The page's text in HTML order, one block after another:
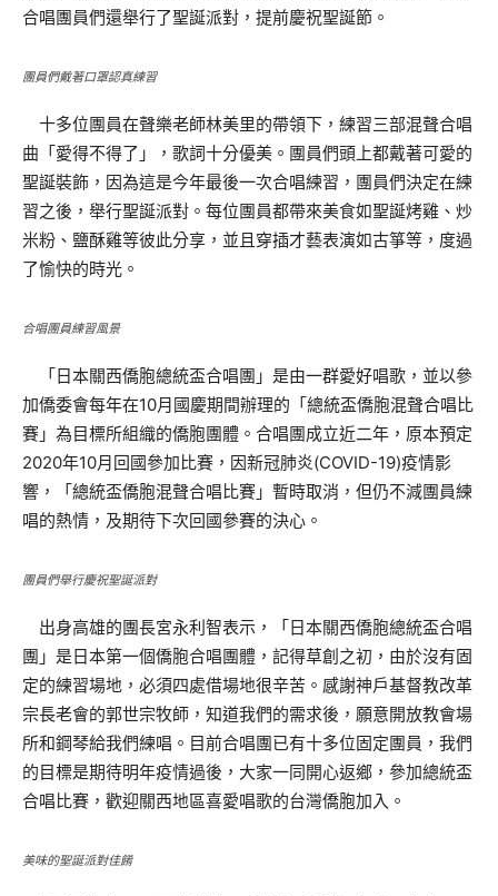
合唱團員們還舉行了聖誕派對，提前慶祝聖誕節。
團員們戴著口罩認真練習
十多位團員在聲樂老師林美里的帶領下，練習三部混聲合唱
曲「愛得不得了」，歌詞十分優美。團員們頭上都戴著可愛的
聖誕裝飾，因為這是今年最後一次合唱練習，團員們決定在練
習之後，舉行聖誕派對。每位團員都帶來美食如聖誕烤雞、炒
米粉、鹽酥雞等彼此分享，並且穿插才藝表演如古箏等，度過
了愉快的時光。
合唱團員練習風景
「日本關西僑胞總統盃合唱團」是由一群愛好唱歌，並以參
加僑委會每年在10月國慶期間辦理的「總統盃僑胞混聲合唱比
賽」為目標所組織的僑胞團體。合唱團成立近二年，原本預定
2020年10月回國參加比賽，因新冠肺炎(COVID-19)疫情影
響，「總統盃僑胞混聲合唱比賽」暫時取消，但仍不減團員練
唱的熱情，及期待下次回國參賽的決心。
團員們舉行慶祝聖誕派對
出身高雄的團長宮永利智表示，「日本關西僑胞總統盃合唱
團」是日本第一個僑胞合唱團體，記得草創之初，由於沒有固
定的練習場地，必須四處借場地很辛苦。感謝神戶基督教改革
宗長老會的郭世宗牧師，知道我們的需求後，願意開放教會場
所和鋼琴給我們練唱。目前合唱團已有十多位固定團員，我們
的目標是期待明年疫情過後，大家一同開心返鄉，參加總統盃
合唱比賽，歡迎關西地區喜愛唱歌的台灣僑胞加入。
美味的聖誕派對佳餚